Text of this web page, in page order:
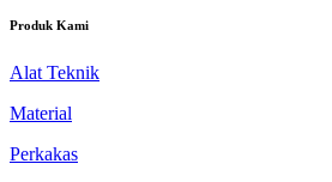
Produk Kami
Alat Teknik
Material
Perkakas